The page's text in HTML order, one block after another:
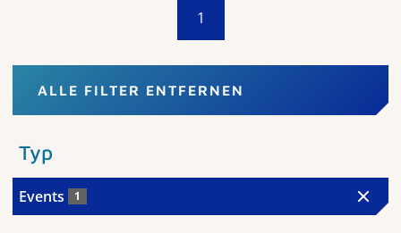
1
ALLE FILTER ENTFERNEN
Typ
Events 1